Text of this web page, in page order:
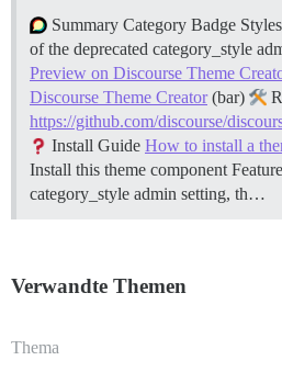
Summary Category Badge
of the deprecated category_style
Preview on Discourse Theme
Discourse Theme Creator(bar)
https://github.com/discourse/
Install Guide How to install a
Install this theme component
category_style admin setting, th…
Verwandte Themen
Thema